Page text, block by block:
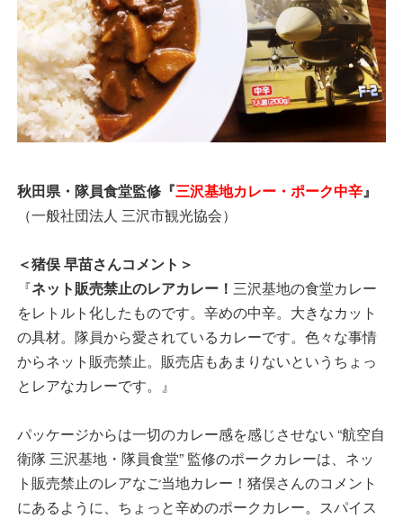
秋田県・隊員食堂監修『三沢基地カレー・ポーク中辛』
（一般社団法人 三沢市観光協会）
＜猪俣 早苗さんコメント＞
『ネット販売禁止のレアカレー！ 三沢基地の食堂カレー
をレトルト化したものです。辛めの中辛。大きなカット
の具材。隊員から愛されているカレーです。色々な事情
からネット販売禁止。販売店もあまりないというちょっ
とレアなカレーです。』
パッケージからは一切のカレー感を感じさせない “航空自
衛隊 三沢基地・隊員食堂” 監修のポークカレーは、ネッ
ト販売禁止のレアなご当地カレー！猪俣さんのコメント
にあるように、ちょっと辛めのポークカレー。スパイス